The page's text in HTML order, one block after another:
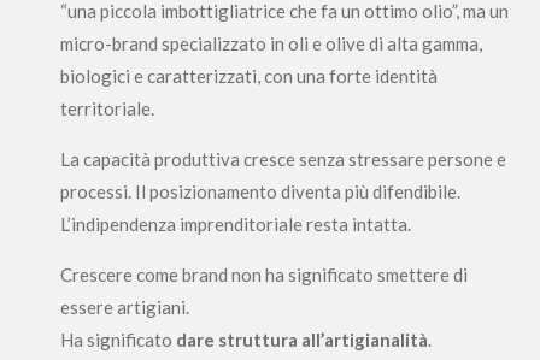
“una piccola imbottigliatrice che fa un ottimo olio”, ma un
micro-brand specializzato in oli e olive di alta gamma,
biologici e caratterizzati, con una forte identità
territoriale.
La capacità produttiva cresce senza stressare persone e
processi. Il posizionamento diventa più difendibile.
L’indipendenza imprenditoriale resta intatta.
Crescere come brand non ha significato smettere di
essere artigiani.
Ha significato dare struttura all’artigianalità.